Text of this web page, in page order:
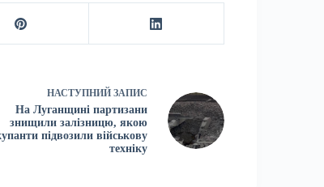
НАСТУПНИЙ ЗАПИС
На Луганщині партизани
знищили залізницю, якою
підвозили військову
техніку